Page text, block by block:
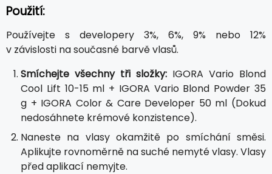
Použití:
Používejte s developery 3%, 6%, 9% nebo 12%
v závislosti na současné barvě vlasů.
Smíchejte všechny tři složky: IGORA Vario Blond
Cool Lift 10-15 ml + IGORA Vario Blond Powder 35
g + IGORA Color & Care Developer 50 ml (Dokud
nedosáhnete krémové konzistence).
Naneste na vlasy okamžitě po smíchání směsi.
Aplikujte rovnoměrně na suché nemyté vlasy. Vlasy
před aplikací nemyjte.